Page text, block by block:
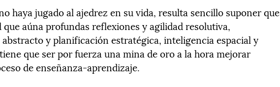
haya jugado al ajedrez en su vida, resulta sencillo suponer que
aúna profundas reflexiones y agilidad resolutiva,
y planificación estratégica, inteligencia espacial y
que ser por fuerza una mina de oro a la hora mejorar
de enseñanza-aprendizaje.